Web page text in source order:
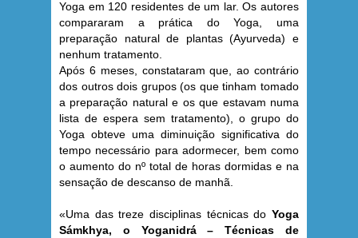
Yoga em 120 residentes de um lar. Os autores
compararam a prática do Yoga, uma
preparação natural de plantas (Ayurveda) e
nenhum tratamento.
Após 6 meses, constataram que, ao contrário
dos outros dois grupos (os que tinham tomado
a preparação natural e os que estavam numa
lista de espera sem tratamento), o grupo do
Yoga obteve uma diminuição significativa do
tempo necessário para adormecer, bem como
o aumento do nº total de horas dormidas e na
sensação de descanso de manhã.
«Uma das treze disciplinas técnicas do Yoga
Sámkhya, o Yoganidrá
– Técnicas de